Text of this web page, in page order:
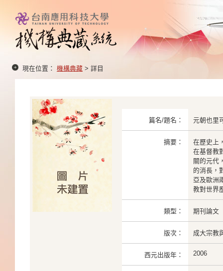
現在位置： 機構典藏 > 詳目
篇名/題名： 元朝也里
摘要：
在歷史上
在基督教
關的元代
的消長，
亞及歐洲
教對世界
類型： 期刊論文
版次： 成大宗教
西元出版年： 2006